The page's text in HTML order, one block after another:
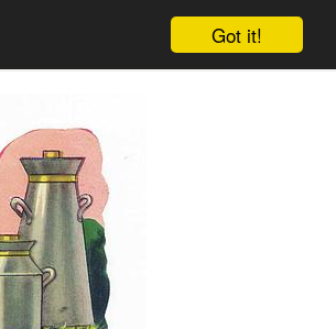
Got it!
Anmelden